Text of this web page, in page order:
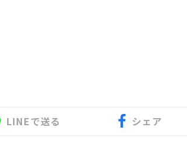
LINEで送る シェア